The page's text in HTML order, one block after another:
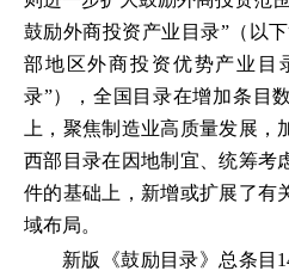
鼓励外商投资产业目录”（以
部地区外商投资优势产业目
录”），全国目录在增加条目
上，聚焦制造业高质量发展
西部目录在因地制宜、统筹考
件的基础上，新增或扩展了有
域布局。
新版《鼓励目录》总条目